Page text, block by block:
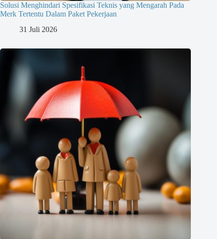
Solusi Menghindari Spesifikasi Teknis yang Mengarah Pada
Merk Tertentu Dalam Paket Pekerjaan
31 Juli 2026